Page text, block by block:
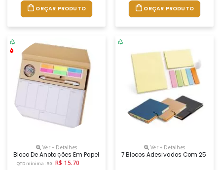
ORÇAR PRODUTO ORÇAR PRODUTO
Ver + Detalhes
Bloco De Anotações Em Papel Kraft, Contendo: Bloco De
QTD mínima: 50 R$ 15.70
Ver + Detalhes
7 Blocos Adesivados Com 25